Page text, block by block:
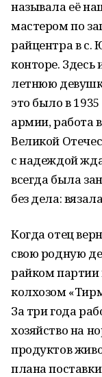
называла её
мастером по
райцентра в с.
конторе. Здесь
летнюю
это было в
армии, работа
Великой
с надеждой
всегда была
без дела:
Когда отец
свою родную
райком партии
колхозом
За три года
хозяйство на
продуктов
плана